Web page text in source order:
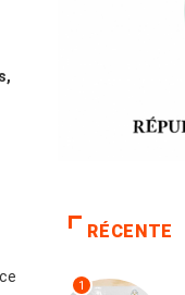
RÉCENTE
1